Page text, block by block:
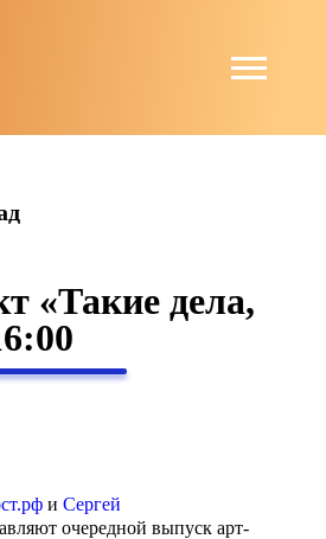
«Такие дела,
и Сергей
очередной выпуск арт-